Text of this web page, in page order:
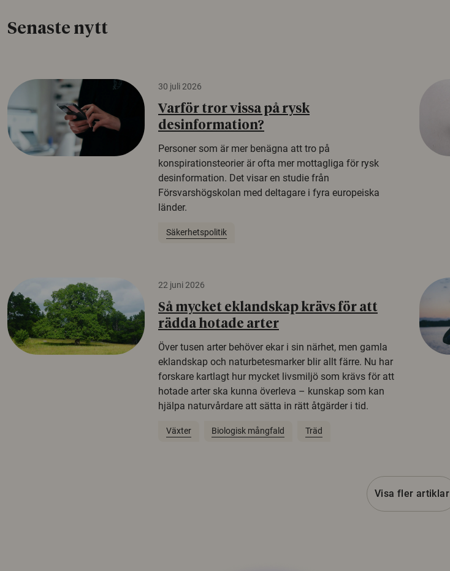
Senaste nytt
30 juli 2026
Varför tror vissa på rysk
desinformation?
Personer som är mer benägna att tro på
konspirationsteorier är ofta mer mottagliga för rysk
desinformation. Det visar en studie från
Försvarshögskolan med deltagare i fyra europeiska
länder.
Säkerhetspolitik
22 juni 2026
Så mycket eklandskap krävs för att
rädda hotade arter
Över tusen arter behöver ekar i sin närhet, men gamla
eklandskap och naturbetesmarker blir allt färre. Nu har
forskare kartlagt hur mycket livsmiljö som krävs för att
hotade arter ska kunna överleva – kunskap som kan
hjälpa naturvårdare att sätta in rätt åtgärder i tid.
Växter Biologisk mångfald Träd
Visa fler artiklar